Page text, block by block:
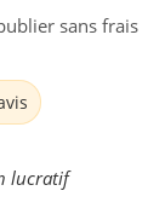
sans frais
lucratif